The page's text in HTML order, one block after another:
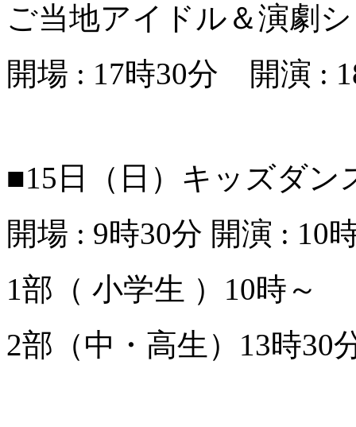
ご当地アイドル＆演劇
開場 : 17時30分 開演 :
■15日（日）キッズダン
開場 : 9時30分 開演 : 10
1部（ 小学生 ）10時～
2部（中・高生）13時30